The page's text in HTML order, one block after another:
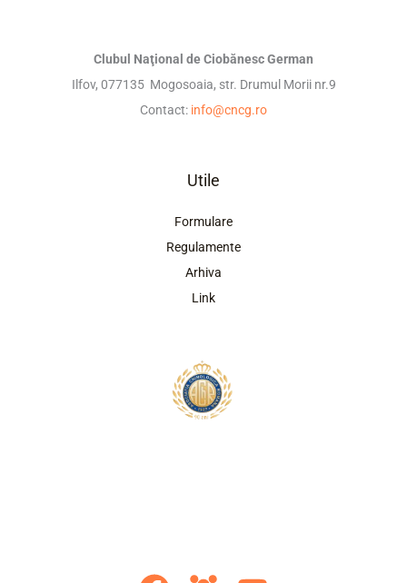
Clubul Naţional de Ciobănesc German
Ilfov, 077135 Mogosoaia, str. Drumul Morii nr.9
Contact: info@cncg.ro
Utile
Formulare
Regulamente
Arhiva
Link